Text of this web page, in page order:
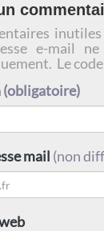
e-mail
Le
(obligatoire)
mail (non